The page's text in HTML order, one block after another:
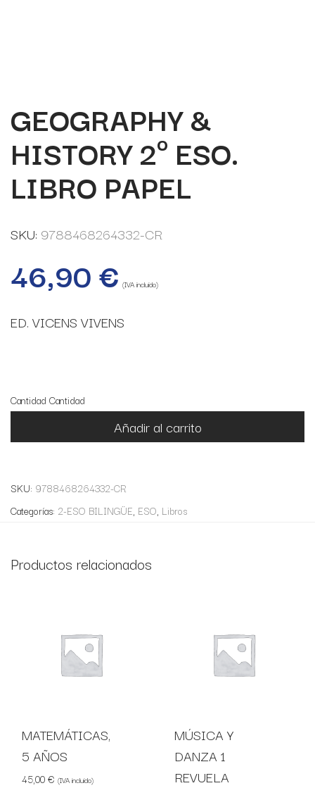
GEOGRAPHY &
HISTORY 2º ESO.
LIBRO PAPEL
SKU: 9788468264332-CR
46,90€ (IVA incluido)
ED. VICENS VIVENS
Cantidad Cantidad
Añadir al carrito
SKU: 9788468264332-CR
Categorías: 2-ESO BILINGÜE, ESO, Libros
Productos relacionados
MATEMÁTICAS,
5 AÑOS
45,00€ (IVA incluido)
MÚSICA Y
DANZA 1
REVUELA